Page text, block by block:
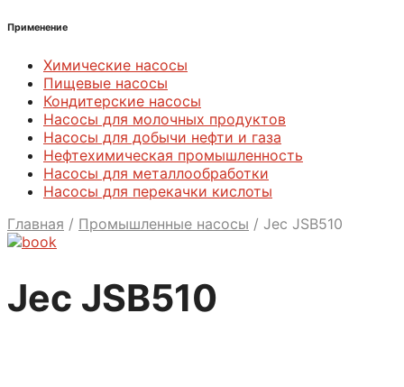
Применение
Химические насосы
Пищевые насосы
Кондитерские насосы
Насосы для молочных продуктов
Насосы для добычи нефти и газа
Нефтехимическая промышленность
Насосы для металлообработки
Насосы для перекачки кислоты
Главная / Промышленные насосы / Jec JSB510
Jec JSB510